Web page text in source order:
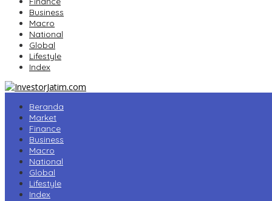
Business
Macro
National
Global
Lifestyle
Index
Beranda
Market
Finance
Business
Macro
National
Global
Lifestyle
Index